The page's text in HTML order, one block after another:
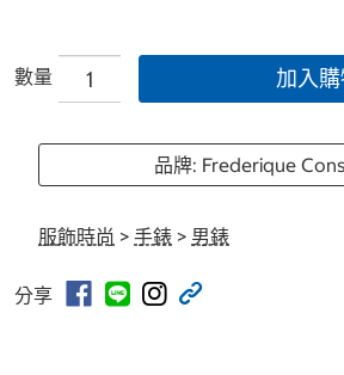
數量 加入
品牌: Frederique
服飾時尚 > 手錶 > 男錶
分享